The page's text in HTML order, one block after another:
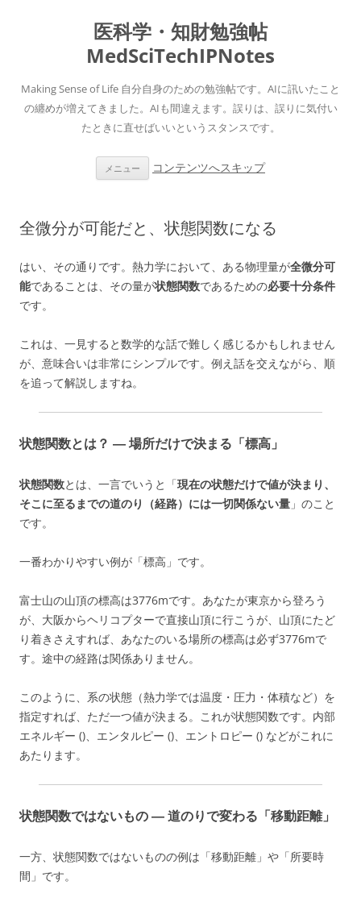
医科学・知財勉強帖
MedSciTechIPNotes
Making Sense of Life 自分自身のための勉強帖です。AIに訊いたこと
の纏めが増えてきました。AIも間違えます。誤りは、誤りに気付い
たときに直せばいいというスタンスです。
メニュー コンテンツへスキップ
全微分が可能だと、状態関数になる
はい、その通りです。熱力学において、ある物理量が全微分可
能であることは、その量が状態関数であるための必要十分条件
です。
これは、一見すると数学的な話で難しく感じるかもしれません
が、意味合いは非常にシンプルです。例え話を交えながら、順
を追って解説しますね。
状態関数とは？ ― 場所だけで決まる「標高」
状態関数とは、一言でいうと「現在の状態だけで値が決まり、
そこに至るまでの道のり（経路）には一切関係ない量 」のこと
です。
一番わかりやすい例が「標高」です。
富士山の山頂の標高は3776mです。あなたが東京から登ろう
が、大阪からヘリコプターで直接山頂に行こうが、山頂にたど
り着きさえすれば、あなたのいる場所の標高は必ず3776mで
す。途中の経路は関係ありません。
このように、系の状態（熱力学では温度・圧力・体積など）を
指定すれば、ただ一つ値が決まる。これが状態関数です。内部
エネルギー ()、エンタルピー ()、エントロピー () などがこれに
あたります。
状態関数ではないもの ― 道のりで変わる「移動距離」
一方、状態関数ではないものの例は「移動距離」や「所要時
間」です。